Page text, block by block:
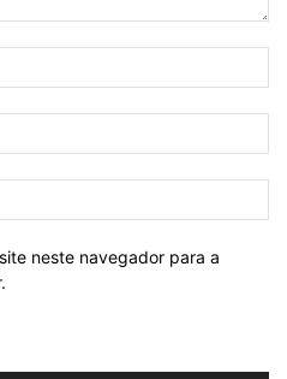
neste navegador para a